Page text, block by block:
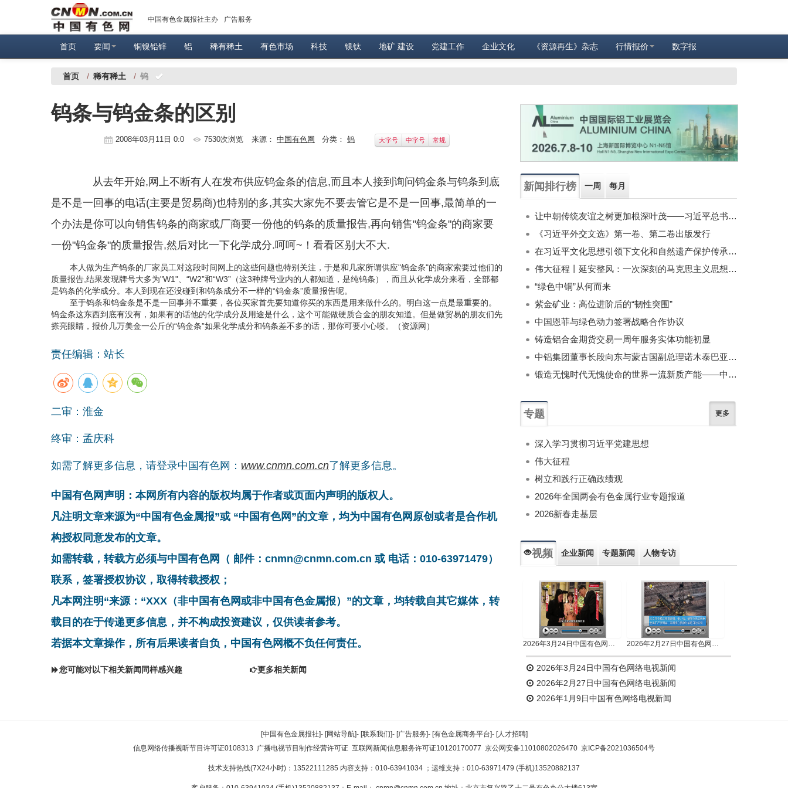
中国有色金属报社主办 广告服务
首页 要闻 铜镍铅锌 铝 稀有稀土 有色市场 科技 镁钛 地矿 建设 党建工作 企业文化 《资源再生》杂志 行情报价 数字报
首页 / 稀有稀土 / 钨
钨条与钨金条的区别
2008年03月11日 0:0 7530次浏览 来源： 中国有色网 分类： 钨 大字号 中字号 常规
从去年开始,网上不断有人在发布供应钨金条的信息,而且本人接到询问钨金条与钨条到底
是不是一回事的电话(主要是贸易商)也特别的多,其实大家先不要去管它是不是一回事,最简单的一
个办法是你可以向销售钨条的商家或厂商要一份他的钨条的质量报告,再向销售"钨金条"的商家要
一份"钨金条"的质量报告,然后对比一下化学成分.呵呵~！看看区别大不大.
本人做为生产钨条的厂家员工对这段时间网上的这些问题也特别关注，于是和几家所谓供应"钨金条"的商家索要过他们的
质量报告,结果发现牌号大多为"W1"、“W2”和“W3”（这3种牌号业内的人都知道，是纯钨条），而且从化学成分来看，全部都
是钨条的化学成分。本人到现在还没碰到和钨条成分不一样的“钨金条”质量报告呢。
至于钨条和钨金条是不是一回事并不重要，各位买家首先要知道你买的东西是用来做什么的。明白这一点是最重要的。
钨金条这东西到底有没有，如果有的话他的化学成分及用途是什么，这个可能做硬质合金的朋友知道。但是做贸易的朋友们先
搽亮眼睛，报价几万美金一公斤的“钨金条”如果化学成分和钨条差不多的话，那你可要小心喽。（资源网）
责任编辑：站长
二审：淮金
终审：孟庆科
如需了解更多信息，请登录中国有色网： www.cnmn.com.cn了解更多信息。
中国有色网声明：本网所有内容的版权均属于作者或页面内声明的版权人。
凡注明文章来源为“中国有色金属报”或 “中国有色网”的文章，均为中国有色网原创或者是合作机
构授权同意发布的文章。
如需转载，转载方必须与中国有色网（ 邮件：cnmn@cnmn.com.cn 或 电话：010-63971479）
联系，签署授权协议，取得转载授权；
凡本网注明“来源：“XXX（非中国有色网或非中国有色金属报）”的文章，均转载自其它媒体，转
载目的在于传递更多信息，并不构成投资建议，仅供读者参考。
若据本文章操作，所有后果读者自负，中国有色网概不负任何责任。
您可能对以下相关新闻同样感兴趣 更多相关新闻
新闻排行榜 一周 每月
让中朝传统友谊之树更加根深叶茂——习近平总书记对朝鲜进行国事访问纪实
《习近平外交文选》第一卷、第二卷出版发行
在习近平文化思想引领下文化和自然遗产保护传承利用工作开创新局面
伟大征程丨延安整风：一次深刻的马克思主义思想教育运动
“绿色中铜”从何而来
紫金矿业：高位进阶后的“韧性突围”
中国恩菲与绿色动力签署战略合作协议
铸造铝合金期货交易一周年服务实体功能初显
中铝集团董事长段向东与蒙古国副总理诺木泰巴亚尔举行会谈
锻造无愧时代无愧使命的世界一流新质产能——中国有色金属工业的战略应对与破局之道（二）
专题 更多
深入学习贯彻习近平党建思想
伟大征程
树立和践行正确政绩观
2026年全国两会有色金属行业专题报道
2026新春走基层
视频 企业新闻 专题新闻 人物专访
2026年3月24日中国有色网络电视新闻 2026年2月27日中国有色网络电视新闻
2026年3月24日中国有色网络电视新闻
2026年2月27日中国有色网络电视新闻
2026年1月9日中国有色网络电视新闻
[中国有色金属报社]- [网站导航]- [联系我们]- [广告服务]- [有色金属商务平台]- [人才招聘]
信息网络传播视听节目许可证0108313 广播电视节目制作经营许可证 互联网新闻信息服务许可证10120170077 京公网安备11010802026470 京ICP备2021036504号
技术支持热线(7X24小时)：13522111285 内容支持：010-63941034 ；运维支持：010-63971479 (手机)13520882137